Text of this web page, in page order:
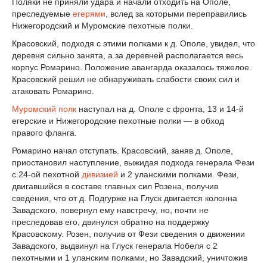
преследуемые егерями , вслед за которыми переправились
Нижегородский и Муромские пехотные полки.
Красовский, подходя с этими полками к д. Ополе, увидел, что
деревня сильно занята, а за деревней располагается весь
корпус Ромарино. Положение авангарда оказалось тяжелое.
Красовский решил не обнаруживать слабости своих сил и
атаковать Ромарино.
Муромский полк наступал на д. Ополе с фронта, 13 и 14-й
егерские и Нижегородские пехотные полки — в обход
правого фланга.
Ромарино начал отступать. Красовский, заняв д. Ополе,
приостановил наступление, выжидая подхода генерала Фези
с 24-ой пехотной дивизией и 2 уланскими полками. Фези,
двигавшийся в составе главных сил Розена, получив
сведения, что от д. Подгурже на Глуск двигается колонна
Завадского, повернул ему навстречу, но, почти не
преследовав его, двинулся обратно на поддержку
Красовскому. Розен, получив от Фези сведения о движении
Завадского, выдвинул на Глуск генерала Нобеля с 2
пехотными и 1 уланским полками, но Завадский, уничтожив